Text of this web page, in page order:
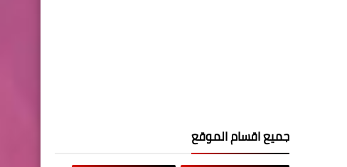
جميع اقسام الموقع